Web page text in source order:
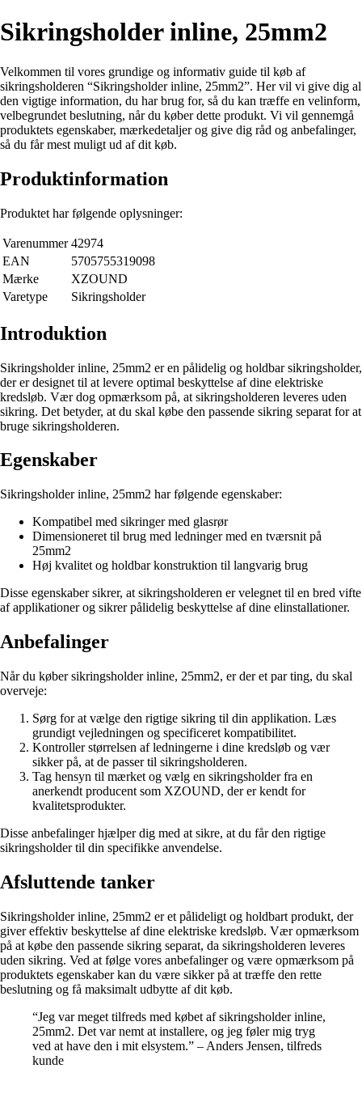
Sikringsholder inline, 25mm2
Velkommen til vores grundige og informativ guide til køb af
sikringsholderen “Sikringsholder inline, 25mm2”. Her vil vi give dig al
den vigtige information, du har brug for, så du kan træffe en velinform,
velbegrundet beslutning, når du køber dette produkt. Vi vil gennemgå
produktets egenskaber, mærkedetaljer og give dig råd og anbefalinger,
så du får mest muligt ud af dit køb.
Produktinformation
Produktet har følgende oplysninger:
Varenummer 42974
EAN
5705755319098
Mærke
XZOUND
Varetype
Sikringsholder
Introduktion
Sikringsholder inline, 25mm2 er en pålidelig og holdbar sikringsholder,
der er designet til at levere optimal beskyttelse af dine elektriske
kredsløb. Vær dog opmærksom på, at sikringsholderen leveres uden
sikring. Det betyder, at du skal købe den passende sikring separat for at
bruge sikringsholderen.
Egenskaber
Sikringsholder inline, 25mm2 har følgende egenskaber:
Kompatibel med sikringer med glasrør
Dimensioneret til brug med ledninger med en tværsnit på
25mm2
Høj kvalitet og holdbar konstruktion til langvarig brug
Disse egenskaber sikrer, at sikringsholderen er velegnet til en bred vifte
af applikationer og sikrer pålidelig beskyttelse af dine elinstallationer.
Anbefalinger
Når du køber sikringsholder inline, 25mm2, er der et par ting, du skal
overveje:
Sørg for at vælge den rigtige sikring til din applikation. Læs
grundigt vejledningen og specificeret kompatibilitet.
Kontroller størrelsen af ledningerne i dine kredsløb og vær
sikker på, at de passer til sikringsholderen.
Tag hensyn til mærket og vælg en sikringsholder fra en
anerkendt producent som XZOUND, der er kendt for
kvalitetsprodukter.
Disse anbefalinger hjælper dig med at sikre, at du får den rigtige
sikringsholder til din specifikke anvendelse.
Afsluttende tanker
Sikringsholder inline, 25mm2 er et pålideligt og holdbart produkt, der
giver effektiv beskyttelse af dine elektriske kredsløb. Vær opmærksom
på at købe den passende sikring separat, da sikringsholderen leveres
uden sikring. Ved at følge vores anbefalinger og være opmærksom på
produktets egenskaber kan du være sikker på at træffe den rette
beslutning og få maksimalt udbytte af dit køb.
“Jeg var meget tilfreds med købet af sikringsholder inline,
25mm2. Det var nemt at installere, og jeg føler mig tryg
ved at have den i mit elsystem.” – Anders Jensen, tilfreds
kunde